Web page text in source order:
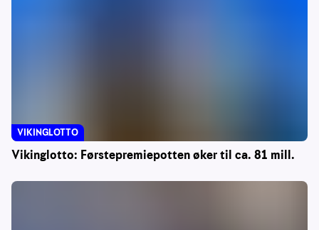
Vikinglotto: Førstepremiepotten øker til ca. 81 mill.
VIKINGLOTTO